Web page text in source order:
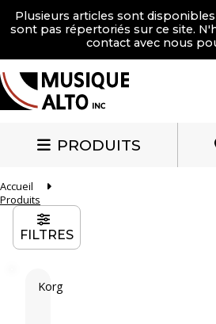
Plusieurs articles sont
sont pas répertoriés sur ce site.
contact avec nous
PRODUITS
Accueil
Produits
FILTRES
Korg